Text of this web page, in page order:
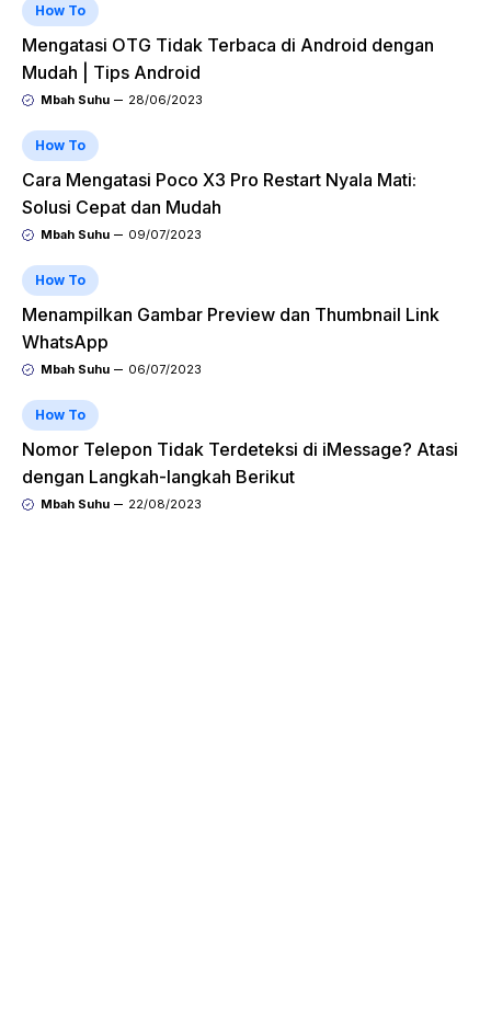
How To
Mengatasi OTG Tidak Terbaca di Android dengan
Mudah | Tips Android
Mbah Suhu 28/06/2023
How To
Cara Mengatasi Poco X3 Pro Restart Nyala Mati:
Solusi Cepat dan Mudah
Mbah Suhu 09/07/2023
How To
Menampilkan Gambar Preview dan Thumbnail Link
WhatsApp
Mbah Suhu 06/07/2023
How To
Nomor Telepon Tidak Terdeteksi di iMessage? Atasi
dengan Langkah-langkah Berikut
Mbah Suhu 22/08/2023